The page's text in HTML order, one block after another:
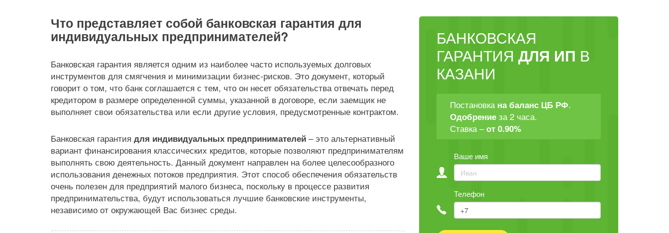
Что представляет собой банковская гарантия для
индивидуальных предпринимателей?
Банковская гарантия является одним из наиболее часто используемых долговых
инструментов для смягчения и минимизации бизнес-рисков. Это документ, который
говорит о том, что банк соглашается с тем, что он несет обязательства отвечать перед
кредитором в размере определенной суммы, указанной в договоре, если заемщик не
выполняет свои обязательства или если другие условия, предусмотренные контрактом.
Банковская гарантия для индивидуальных предпринимателей – это альтернативный
вариант финансирования классических кредитов, которые позволяют предпринимателям
выполнять свою деятельность. Данный документ направлен на более целесообразного
использования денежных потоков предприятия. Этот способ обеспечения обязательств
очень полезен для предприятий малого бизнеса, поскольку в процессе развития
предпринимательства, будут использоваться лучшие банковские инструменты,
независимо от окружающей Вас бизнес среды.
БАНКОВСКАЯ
ГАРАНТИЯ ДЛЯ ИП В
КАЗАНИ
Постановка на баланс ЦБ РФ.
Одобрение за 2 часа.
Ставка –от 0.90%
Ваше имя
Телефон